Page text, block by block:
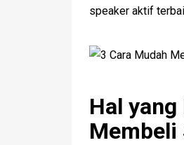
speaker aktif
Hal